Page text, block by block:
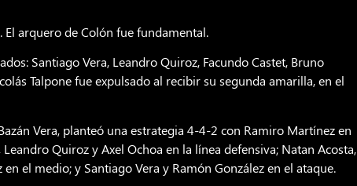
arquero de Colón fue fundamental.
Santiago Vera, Leandro Quiroz, Facundo Castet, Bruno
Talpone fue expulsado al recibir su segunda amarilla, en el
Vera, planteó una estrategia 4-4-2 con Ramiro Martínez en
Quiroz y Axel Ochoa en la línea defensiva; Natan Acosta,
el medio; y Santiago Vera y Ramón González en el ataque.